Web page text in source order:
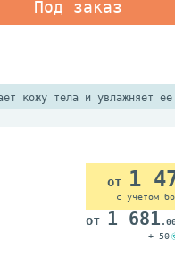
кожу тела и увлажняет ее
1
с учетом
1 681
+ 50